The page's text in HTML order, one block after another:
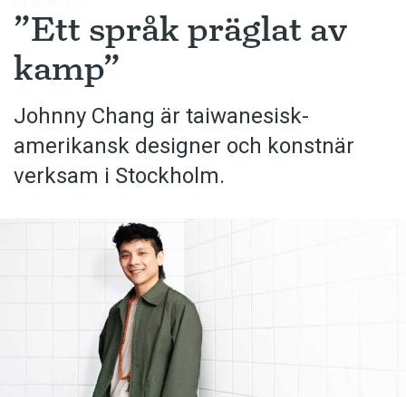
”Ett språk präglat av
kamp”
Johnny Chang är taiwanesisk-
amerikansk designer och konstnär
verksam i Stockholm.